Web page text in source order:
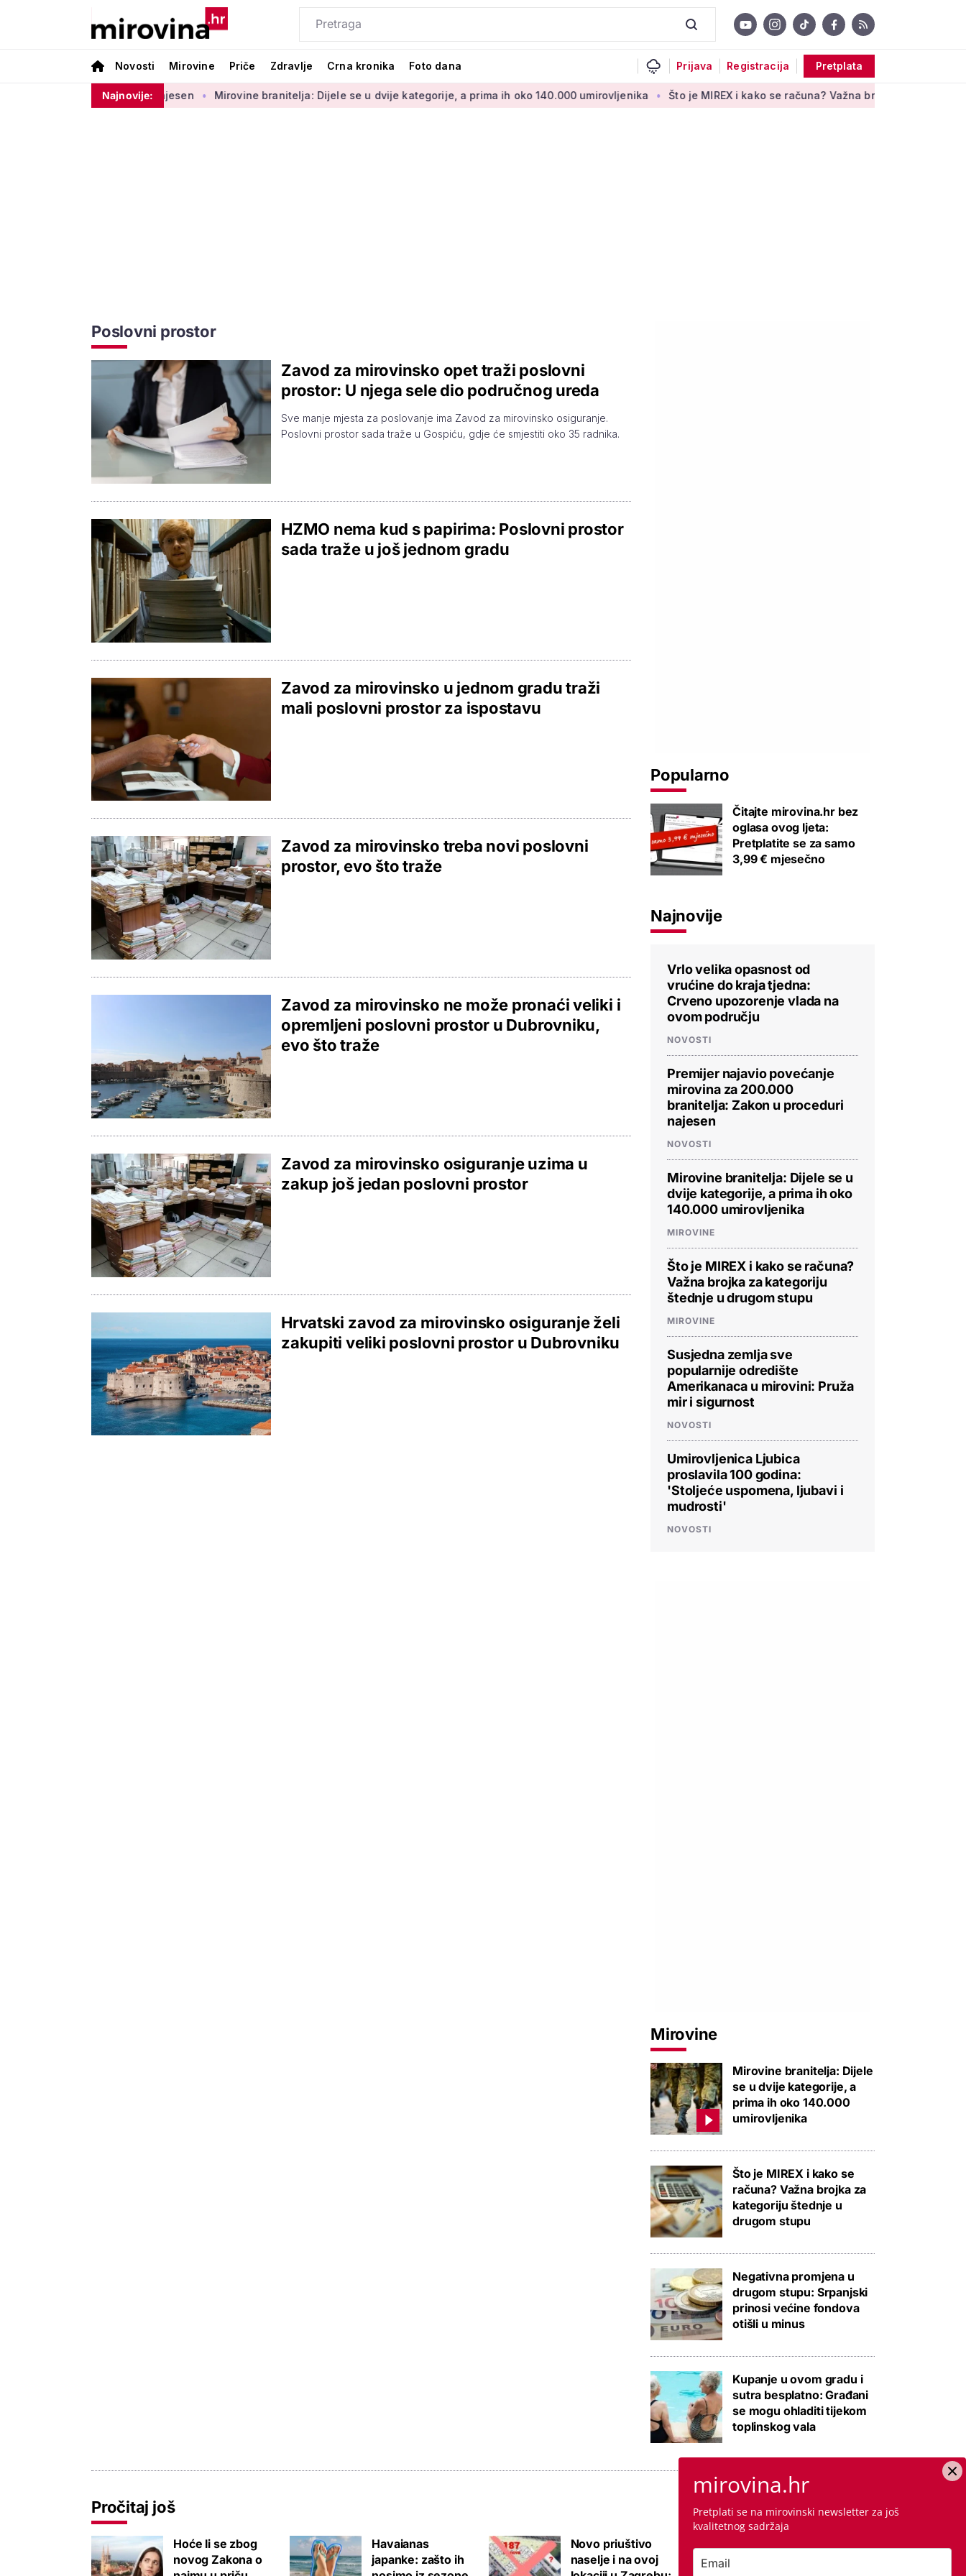
Novosti Mirovine Priče Zdravlje Crna kronika Foto dana Prijava Registracija Pretplata
Najnovije:
u proceduri najesen Mirovine branitelja: Dijele se u dvije kategorije, a prima ih oko 140.000 umirovljenika Što je MIREX i kako se računa? Važna brojka za kategoriju štednje
Poslovni prostor
Zavod za mirovinsko opet traži poslovni
prostor: U njega sele dio područnog ureda
Sve manje mjesta za poslovanje ima Zavod za mirovinsko osiguranje.
Poslovni prostor sada traže u Gospiću, gdje će smjestiti oko 35 radnika.
HZMO nema kud s papirima: Poslovni prostor
sada traže u još jednom gradu
Zavod za mirovinsko u jednom gradu traži
mali poslovni prostor za ispostavu
Zavod za mirovinsko treba novi poslovni
prostor, evo što traže
Zavod za mirovinsko ne može pronaći veliki i
opremljeni poslovni prostor u Dubrovniku,
evo što traže
Zavod za mirovinsko osiguranje uzima u
zakup još jedan poslovni prostor
Hrvatski zavod za mirovinsko osiguranje želi
zakupiti veliki poslovni prostor u Dubrovniku
Popularno
Čitajte mirovina.hr bez
oglasa ovog ljeta:
Pretplatite se za samo
3,99 € mjesečno
Najnovije
Vrlo velika opasnost od
vrućine do kraja tjedna:
Crveno upozorenje vlada na
ovom području
NOVOSTI
Premijer najavio povećanje
mirovina za 200.000
branitelja: Zakon u proceduri
najesen
NOVOSTI
Mirovine branitelja: Dijele se u
dvije kategorije, a prima ih oko
140.000 umirovljenika
MIROVINE
Što je MIREX i kako se računa?
Važna brojka za kategoriju
štednje u drugom stupu
MIROVINE
Susjedna zemlja sve
popularnije odredište
Amerikanaca u mirovini: Pruža
mir i sigurnost
NOVOSTI
Umirovljenica Ljubica
proslavila 100 godina:
'Stoljeće uspomena, ljubavi i
mudrosti'
NOVOSTI
Mirovine
Mirovine branitelja: Dijele
se u dvije kategorije, a
prima ih oko 140.000
umirovljenika
Što je MIREX i kako se
računa? Važna brojka za
kategoriju štednje u
drugom stupu
Negativna promjena u
drugom stupu: Srpanjski
prinosi većine fondova
otišli u minus
Kupanje u ovom gradu i
sutra besplatno: Građani
se mogu ohladiti tijekom
toplinskog vala
Pročitaj još
Hoće li se zbog
novog Zakona o
Havaianas
japanke: zašto ih
Novo priuštivo
naselje i na ovoj
mirovina.hr
Pretplati se na mirovinski newsletter za još
kvalitetnog sadržaja